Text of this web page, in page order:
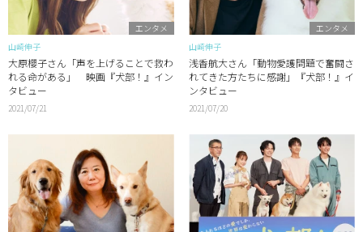
エンタメ
山崎伸子
大原櫻子さん「声を上げることで救わ
れる命がある」 映画『犬部！』イン
タビュー
2021/07/21
エンタメ
山崎伸子
浅香航大さん「動物愛護問題で奮闘さ
れてきた方たちに感謝」『犬部！』イ
ンタビュー
2021/07/20